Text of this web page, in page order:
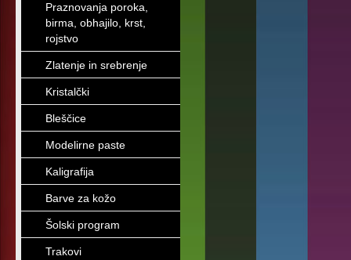
Praznovanja poroka,
birma, obhajilo, krst,
rojstvo
Zlatenje in srebrenje
Kristalčki
Bleščice
Modelirne paste
Kaligrafija
Barve za kožo
Šolski program
Trakovi